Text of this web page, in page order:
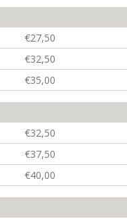
€27,50
€32,50
€35,00
€32,50
€37,50
€40,00